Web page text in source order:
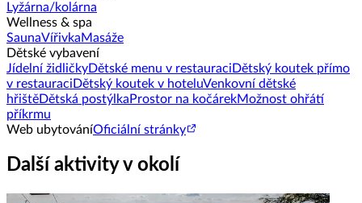
Lyžárna/kolárna
Wellness & spa
SaunaVířivkaMasáže
Dětské vybavení
Jídelní židličkyDětské menu v restauraci Dětský koutek přímo
v restauraci Dětský koutek v hoteluVenkovní dětské
hřištěDětská postýlka Prostor na kočárekMožnost ohřátí
příkrmu
Web ubytováníOficiální stránky
Další aktivity v okolí